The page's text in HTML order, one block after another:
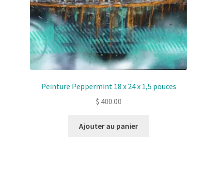
Peinture Peppermint 18 x 24 x 1,5 pouces
$ 400.00
Ajouter au panier